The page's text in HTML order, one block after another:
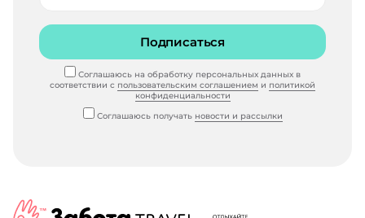
Подписаться
Соглашаюсь на обработку персональных данных в
соответствии с пользовательским соглашением и политикой
конфиденциальности
Соглашаюсь получать новости и рассылки